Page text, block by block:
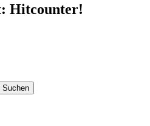
Hitcounter!